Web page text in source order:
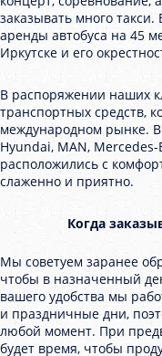
заказывать много такси.
аренды автобуса на 45
Иркутске и его
В распоряжении наших
транспортных средств,
международном рынке. В
Hyundai, MAN,
расположились с
слаженно и приятно.
Когда
Мы советуем заранее
чтобы в назначенный
вашего удобства мы
и праздничные дни,
любой момент. При
будет время, чтобы